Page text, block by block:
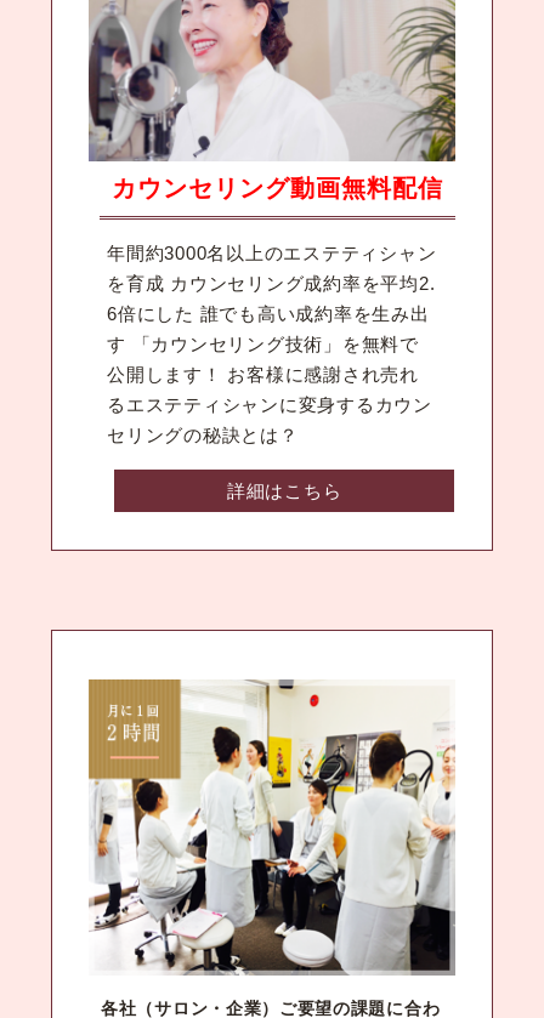
カウンセリング動画無料配信
年間約3000名以上のエステティシャン
を育成 カウンセリング成約率を平均2.
6倍にした 誰でも高い成約率を生み出
す 「カウンセリング技術」を無料で
公開します！ お客様に感謝され売れ
るエステティシャンに変身するカウン
セリングの秘訣とは？
詳細はこちら
各社（サロン・企業）ご要望の課題に合わ